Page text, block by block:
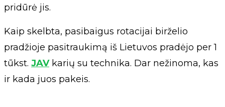
pridūrė jis.
Kaip skelbta, pasibaigus rotacijai birželio
pradžioje pasitraukimą iš Lietuvos pradėjo per 1
tūkst. JAVkarių su technika. Dar nežinoma, kas
ir kada juos pakeis.